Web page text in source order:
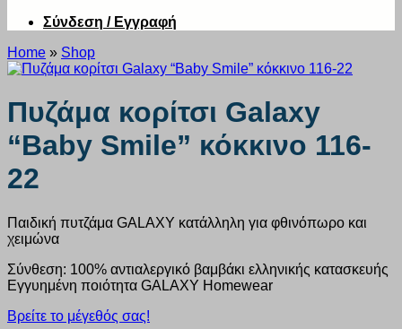
Σύνδεση / Εγγραφή
Home » Shop
Πυζάμα κορίτσι Galaxy
“Baby Smile” κόκκινο 116-
22
Παιδική πυτζάμα GALAXY κατάλληλη για φθινόπωρο και
χειμώνα
Σύνθεση: 100% αντιαλεργικό βαμβάκι ελληνικής κατασκευής
Εγγυημένη ποιότητα GALAXY Homewear
Βρείτε το μέγεθός σας!